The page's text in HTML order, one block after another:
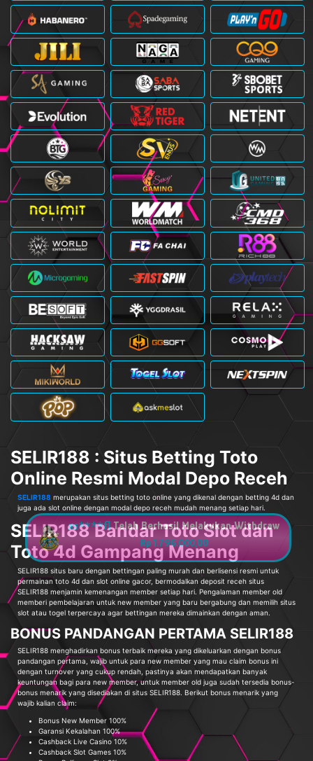
SELIR188 : Situs Betting Toto
Online Resmi Modal Depo Receh
SELIR188 merupakan situs betting toto online yang dikenal dengan betting 4d dan
juga ada slot online dengan modal depo receh mudah menang setiap hari.
SELIR188 Bandar Toto Slot dan
Toto 4d Gampang Menang
SELIR188 situs baru dengan bettingan paling murah dan berlisensi resmi untuk
permainan toto 4d dan slot online gacor, bermodalkan deposit receh situs
SELIR188 menjamin kemenangan member setiap hari. Pengalaman member old
memberi pembelajaran untuk new member yang baru bergabung dan memilih situs
slot atau togel terpercaya agar bettingan mereka dimainkan dengan aman.
BONUS PANDANGAN PERTAMA SELIR188
SELIR188 menghadirkan bonus terbaik mereka yang dikeluarkan dengan bonus
pandangan pertama, wajib untuk para new member yang mau claim bonus ini
dengan turnover yang cukup rendah, pastinya akan mendapatkan banyak
keuntungan bagi para new member, untuk member old juga sudah tersedia bonus-
bonus menarik yang disediakan di situs SELIR188. Berikut bonus menarik yang
wajib kalian claim:
Bonus New Member 100%
Garansi Kekalahan 100%
Cashback Live Casino 10%
Cashback Slot Games 10%